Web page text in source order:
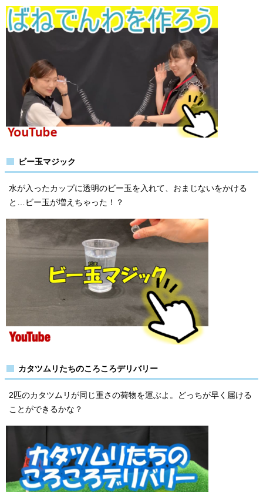
ビー玉マジック
水が入ったカップに透明のビー玉を入れて、おまじないをかける
と…ビー玉が増えちゃった！？
カタツムリたちのころころデリバリー
2匹のカタツムリが同じ重さの荷物を運ぶよ。どっちが早く届ける
ことができるかな？